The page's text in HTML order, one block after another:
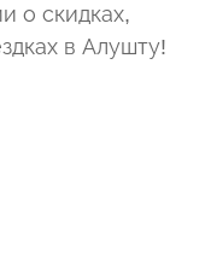
о скидках,
в Алушту!